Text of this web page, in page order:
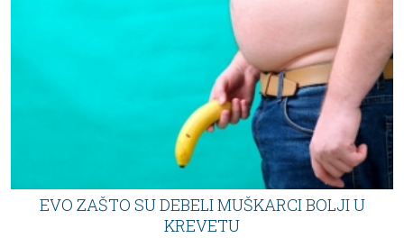
EVO ZAŠTO SU DEBELI MUŠKARCI BOLJI U
KREVETU